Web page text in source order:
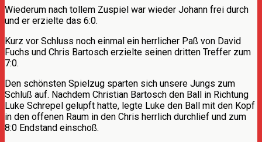
Wiederum nach tollem Zuspiel war wieder Johann frei durch
und er erzielte das 6:0.
Kurz vor Schluss noch einmal ein herrlicher Paß von David
Fuchs und Chris Bartosch erzielte seinen dritten Treffer zum
7:0.
Den schönsten Spielzug sparten sich unsere Jungs zum
Schluß auf. Nachdem Christian Bartosch den Ball in Richtung
Luke Schrepel gelupft hatte, legte Luke den Ball mit den Kopf
in den offenen Raum in den Chris herrlich durchlief und zum
8:0 Endstand einschoß.